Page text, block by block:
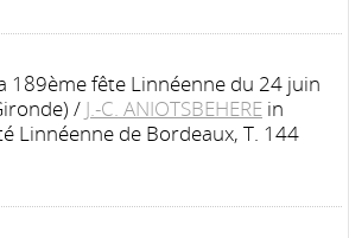
189ème fête Linnéenne du 24 juin
/ J.-C. ANIOTSBEHERE in
Linnéenne de Bordeaux, T. 144